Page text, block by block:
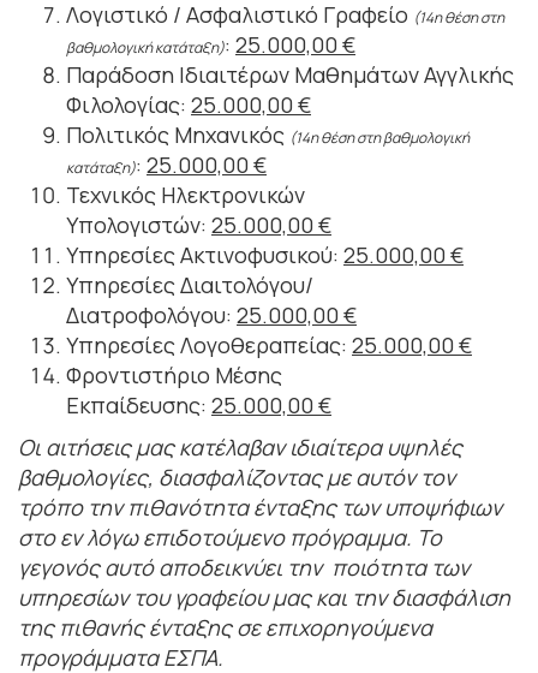
Λογιστικό / Ασφαλιστικό Γραφείο (14ηθέση στη
βαθμολογική κατάταξη): 25.000,00 €
Παράδοση Ιδιαιτέρων Μαθημάτων Αγγλικής
Φιλολογίας: 25.000,00 €
Πολιτικός Μηχανικός (14η θέση στη βαθμολογική
κατάταξη): 25.000,00 €
Τεχνικός Ηλεκτρονικών
Υπολογιστών: 25.000,00 €
Υπηρεσίες Ακτινοφυσικού: 25.000,00 €
Υπηρεσίες Διαιτολόγου/
Διατροφολόγου: 25.000,00 €
Υπηρεσίες Λογοθεραπείας: 25.000,00 €
Φροντιστήριο Μέσης
Εκπαίδευσης: 25.000,00 €
Οι αιτήσεις μας κατέλαβαν ιδιαίτερα υψηλές
βαθμολογίες, διασφαλίζοντας με αυτόν τον
τρόπο την πιθανότητα ένταξης των υποψήφιων
στο εν λόγω επιδοτούμενο πρόγραμμα. Το
γεγονός αυτό αποδεικνύει την ποιότητα των
υπηρεσίων του γραφείου μας και την διασφάλιση
της πιθανής ένταξης σε επιχορηγούμενα
προγράμματα ΕΣΠΑ.